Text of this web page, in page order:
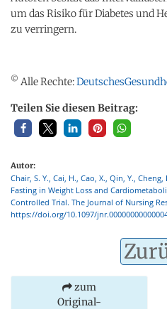
um das Risiko für Diabetes und
zu verringern.
© Alle Rechte:
Teilen Sie diesen Beitrag:
Autor:
Chair, S. Y., Cai, H., Cao, X., Qin, Y.,
Fasting in Weight Loss and
Controlled Trial. The Journal of Nursing
https://doi.org/10.1097/
zum
Original-